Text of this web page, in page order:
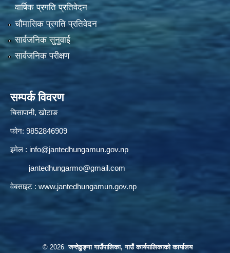
वार्षिक प्रगति प्रतिवेदन
चौमासिक प्रगति प्रतिवेदन
सार्वजनिक सुनुवाई
सार्वजनिक परीक्षण
सम्पर्क विवरण
चिसापानी, खोटाङ
फोन: 9852846909
इमेल : info@jantedhungamun.gov.np
jantedhungarmo@gmail.com
वेबसाइट : www.jantedhungamun.gov.np
© 2026जन्तेढुङ्गा गाउँपालिका, गाउँ कार्यपालिकाको कार्यालय